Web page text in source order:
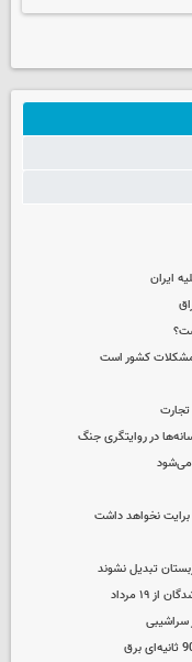
ایران
کشور است
تجارت
در روایتگری جنگ
می‌شود
نخواهد داشت
تبدیل نشوند
مرداد
سراشیبی